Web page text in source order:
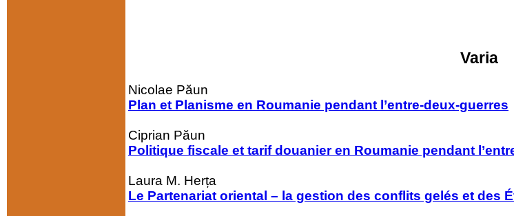
Varia
Nicolae Păun
Plan et Planisme en Roumanie pendant l’entre-deux-guerres
Ciprian Păun
Politique fiscale et tarif douanier en Roumanie pendant
Laura M. Herța
Le Partenariat oriental – la gestion des conflits gelés et des